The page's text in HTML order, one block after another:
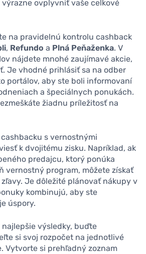
výrazne ovplyvniť vaše celkové
na pravidelnú kontrolu cashback
, Refundo a Plná Peňaženka. V
nájdete mnohé zaujímavé akcie,
Je vhodné prihlásiť sa na odber
portálov, aby ste boli informovaní
a špeciálnych ponukách.
žiadnu príležitosť na
s vernostnými
k dvojitému zisku. Napríklad, ak
predajcu, ktorý ponúka
vernostný program, môžete získať
Je dôležité plánovať nákupy v
kombinujú, aby ste
úspory.
výsledky, buďte
si svoj rozpočet na jednotlivé
Vytvorte si prehľadný zoznam